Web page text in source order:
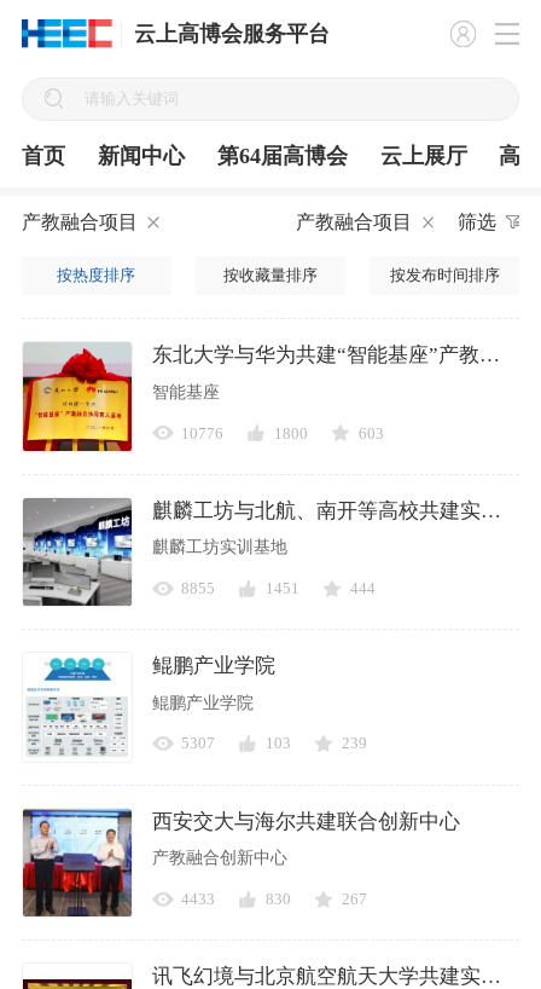
云上高博会服务平台
首页 新闻中心 第64届高博会 云上展厅 高
产教融合项目 产教融合项目 筛选
按热度排序 按收藏量排序 按发布时间排序
东北大学与华为共建“智能基座”产教融合协同育人基地
智能基座
10776 1800 603
麒麟工坊与北航、南开等高校共建实训基地
麒麟工坊实训基地
8855 1451 444
鲲鹏产业学院
鲲鹏产业学院
5307 103 239
西安交大与海尔共建联合创新中心
产教融合创新中心
4433 830 267
讯飞幻境与北京航空航天大学共建实习实践基地